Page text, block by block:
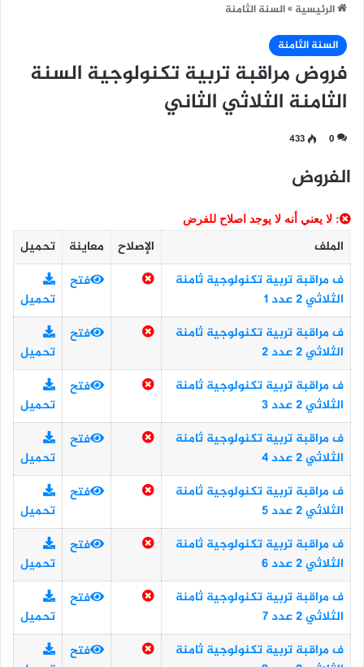
الرئيسية»السنة الثامنة
السنة الثامنة
فروض مراقبة تربية تكنولوجية السنة
الثامنة الثلاثي الثاني
0
433
الفروض
: لا يعني أنه لا يوجد اصلاح للفرض
الملف الإصلاح معاينة
تحميل
ف مراقبة تربية تكنولوجية ثامنة
الثلاثي 2 عدد 1
فتح
تحميل
ف مراقبة تربية تكنولوجية ثامنة
الثلاثي 2 عدد 2
فتح
تحميل
ف مراقبة تربية تكنولوجية ثامنة
الثلاثي 2 عدد 3
فتح
تحميل
ف مراقبة تربية تكنولوجية ثامنة
الثلاثي 2 عدد 4
فتح
تحميل
ف مراقبة تربية تكنولوجية ثامنة
الثلاثي 2 عدد 5
فتح
تحميل
ف مراقبة تربية تكنولوجية ثامنة
الثلاثي 2 عدد 6
فتح
تحميل
ف مراقبة تربية تكنولوجية ثامنة
الثلاثي 2 عدد 7
فتح
تحميل
ف مراقبة تربية تكنولوجية ثامنة
فتح